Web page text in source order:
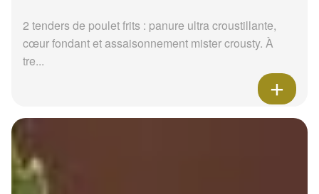
2 tenders de poulet frits : panure ultra croustillante,
cœur fondant et assaisonnement mister crousty. À
tre...